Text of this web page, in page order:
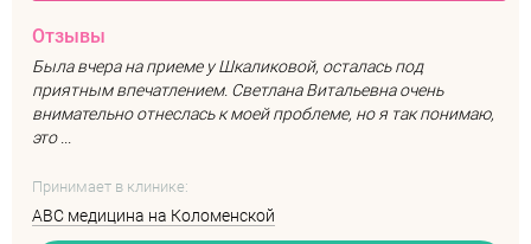
Отзывы
Была вчера на приеме у Шкаликовой, осталась под
приятным впечатлением. Светлана Витальевна очень
внимательно отнеслась к моей проблеме, но я так понимаю,
это ...
Принимает в клинике:
ABC медицина на Коломенской